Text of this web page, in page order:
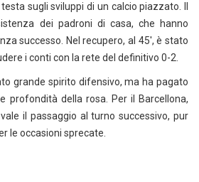
sugli sviluppi di un calcio piazzato. Il
dei padroni di casa, che hanno
successo. Nel recupero, al 45′, è stato
i conti con la rete del definitivo 0-2.
grande spirito difensivo, ma ha pagato
profondità della rosa. Per il Barcellona,
il passaggio al turno successivo, pur
le occasioni sprecate.